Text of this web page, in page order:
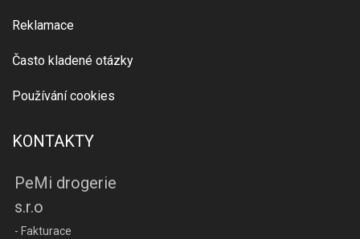
Reklamace
Často kladené otázky
Používání cookies
KONTAKTY
PeMi drogerie
s.r.o
- Fakturace